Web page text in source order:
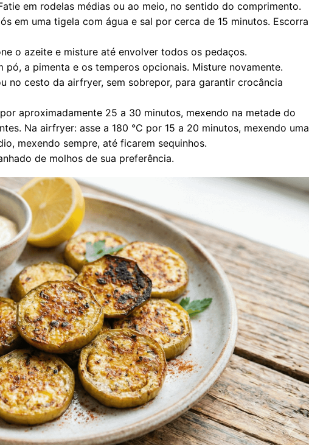
em rodelas médias ou ao meio, no sentido do comprimento.
em uma tigela com água e sal por cerca de 15 minutos. Escorra
o azeite e misture até envolver todos os pedaços.
pó, a pimenta e os temperos opcionais. Misture novamente.
no cesto da airfryer, sem sobrepor, para garantir crocância
aproximadamente 25 a 30 minutos, mexendo na metade do
Na airfryer: asse a 180 °C por 15 a 20 minutos, mexendo uma
mexendo sempre, até ficarem sequinhos.
de molhos de sua preferência.